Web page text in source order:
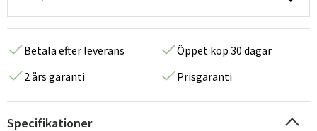
Betala efter leverans
Öppet köp 30 dagar
2 års garanti
Prisgaranti
Specifikationer